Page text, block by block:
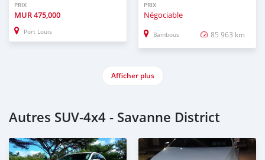
PRIX
MUR475,000
Port Louis
PRIX
Négociable
Bambous 85 963 km
Afficher plus
Autres SUV‒4x4 - Savanne District